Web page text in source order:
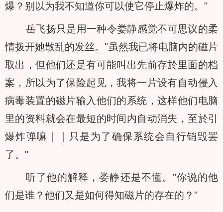
爆？别以为我不知道你可以使它停止爆炸的。"
岳飞扬只是用一种令娄静感觉不可思议的柔
情拨开她散乱的发丝。"虽然我已将电脑内的磁片
取出，但他们还是有可能叫出先前存於里面的档
案，所以为了保险起见，我将一片设有自动侵入
病毒装置的磁片输入他们的系统，这样他们电脑
里的资料就会在最短的时间内自动消失，至於引
爆炸弹嘛｜｜只是为了确保系统会自行销毁罢
了。"
听了他的解释，娄静还是不懂。"你说的他
们是谁？他们又是如何得知磁片的存在的？"